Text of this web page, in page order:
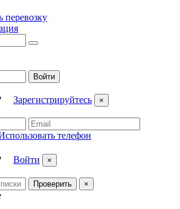
перевозку
Войти
Зарегистрируйтесь ×
телефон
Войти ×
Проверить ×